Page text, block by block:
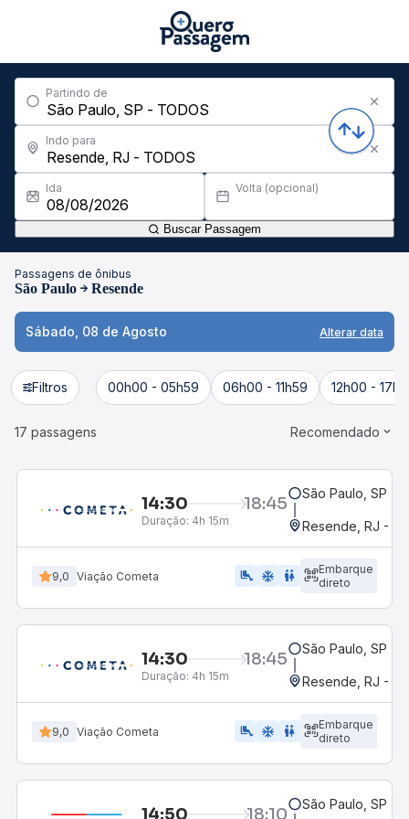
Partindo de
Indo para
Ida Volta (opcional)
Buscar Passagem
Passagens de ônibus
São Paulo Resende
Sábado, 08 de Agosto Alterar data
Filtros 00h00 - 05h59 06h00 - 11h59 12h00 -
17 passagens Recomendado
14:30 18:45
Duração: 4h 15m
São Paulo, SP -
Resende, RJ -
9,0 Viação Cometa airline_seat_legroom_extra ac_unit WC
Embarque
direto
14:30 18:45
Duração: 4h 15m
São Paulo, SP -
Resende, RJ -
9,0 Viação Cometa airline_seat_legroom_extra ac_unit wc
Embarque
direto
14:50 18:10 São Paulo, SP -